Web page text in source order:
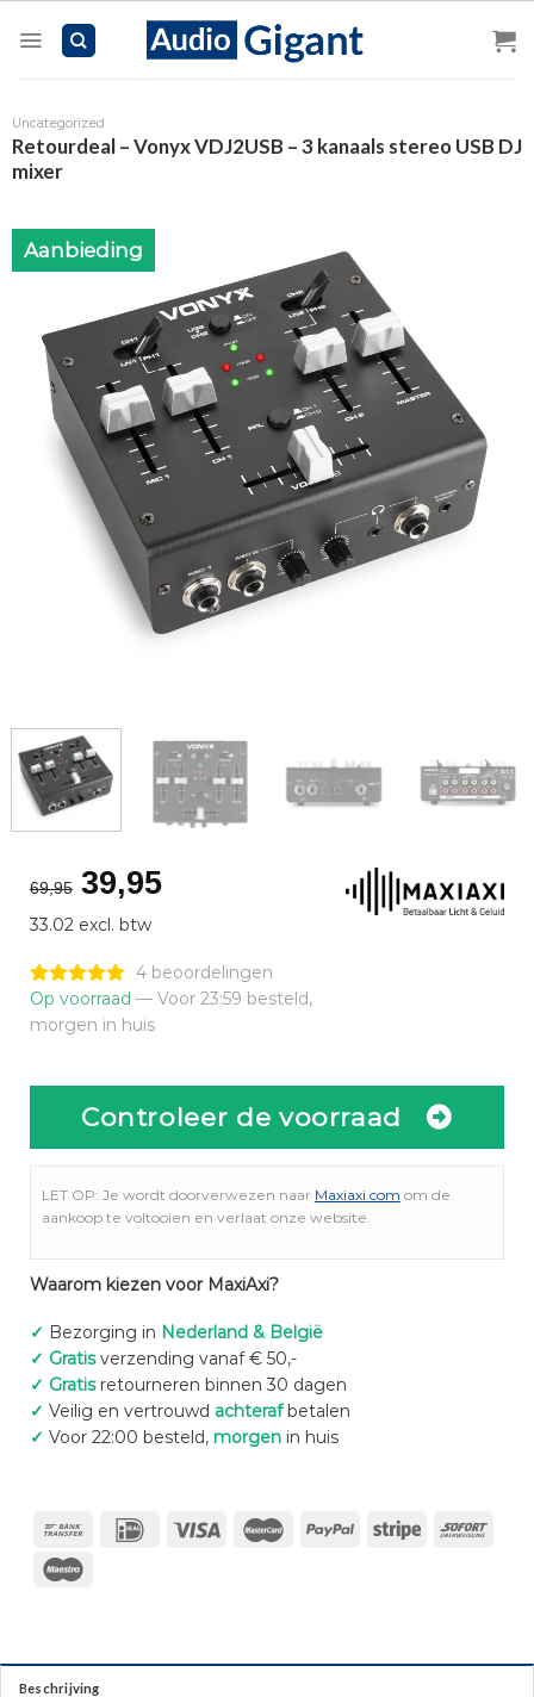
Uncategorized
Retourdeal – Vonyx VDJ2USB – 3 kanaals stereo USB DJ
mixer
Aanbieding
69,95 Oorspronkelijke
prijs
was:
€69,95.
39,95Huidige
€39,95.
33.02 excl. btw
4 beoordelingen
Op voorraad — Voor 23:59 besteld,
morgen in huis
Controleer de voorraad
LET OP: Je wordt doorverwezen naar Maxiaxi.com om de
aankoop te voltooien en verlaat onze website.
Waarom kiezen voor MaxiAxi?
✓ Bezorging in Nederland & België
✓ Gratisverzending vanaf € 50,-
✓ Gratisretourneren binnen 30 dagen
✓ Veilig en vertrouwd achterafbetalen
✓ Voor 22:00 besteld, morgenin huis
Beschrijving